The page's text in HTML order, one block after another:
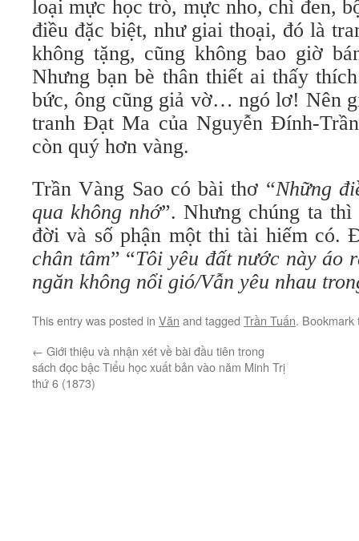
loại mực học trò, mực nho, chì đen,
điều đặc biệt, như giai thoại, đó là
không tặng, cũng không bao giờ
Nhưng bạn bè thân thiết ai thấy
bức, ông cũng giả vờ… ngó lơ! Nên
tranh Đạt Ma của Nguyễn Đính-
còn quý hơn vàng.
Trần Vàng Sao có bài thơ “Những
qua không nhớ”. Nhưng chúng ta thì
đời và số phận một thi tài hiếm có.
chân tâm” “Tôi yêu đất nước này áo
ngăn không nổi gió/Vẫn yêu nhau
This entry was posted in Văn and tagged Trần Tuấn.
← Giới thiệu và nhận xét về bài đầu tiên trong
sách đọc bậc Tiểu học xuất bản vào năm Minh Trị
thứ 6 (1873)